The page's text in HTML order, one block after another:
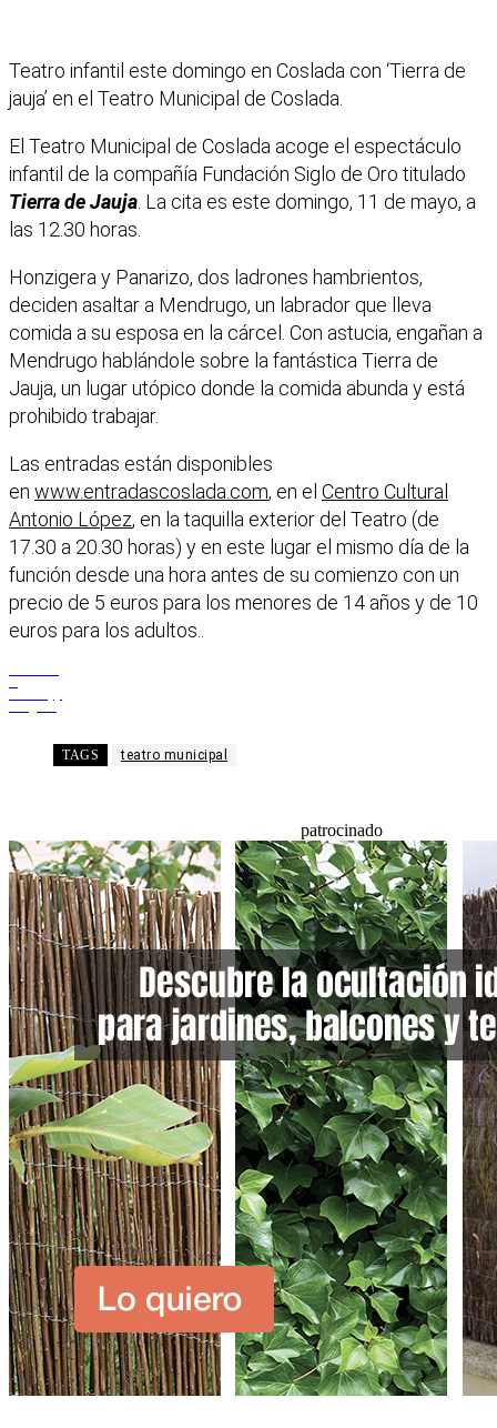
Teatro infantil este domingo en Coslada con ‘Tierra de
jauja’ en el Teatro Municipal de Coslada.
El Teatro Municipal de Coslada acoge el espectáculo
infantil de la compañía Fundación Siglo de Oro titulado
Tierra de Jauja. La cita es este domingo, 11 de mayo, a
las 12.30 horas.
Honzigera y Panarizo, dos ladrones hambrientos,
deciden asaltar a Mendrugo, un labrador que lleva
comida a su esposa en la cárcel. Con astucia, engañan a
Mendrugo hablándole sobre la fantástica Tierra de
Jauja, un lugar utópico donde la comida abunda y está
prohibido trabajar.
Las entradas están disponibles
en www.entradascoslada.com, en el Centro Cultural
Antonio López, en la taquilla exterior del Teatro (de
17.30 a 20.30 horas) y en este lugar el mismo día de la
función desde una hora antes de su comienzo con un
precio de 5 euros para los menores de 14 años y de 10
euros para los adultos..
TAGS teatro municipal
patrocinado